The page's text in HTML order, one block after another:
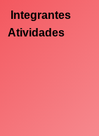
Integrantes
Atividades